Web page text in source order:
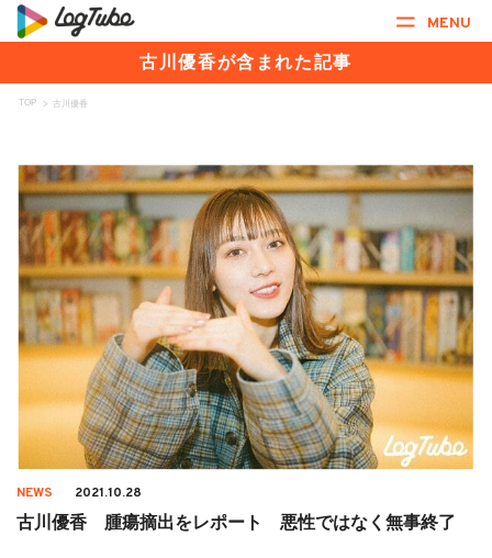
MENU
古川優香が含まれた記事
TOP > 古川優香
NEWS 2021.10.28
古川優香 腫瘍摘出をレポート 悪性ではなく無事終了